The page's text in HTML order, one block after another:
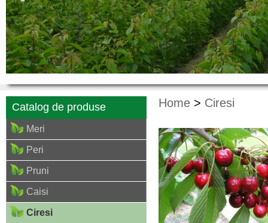
Catalog de produse
Meri
Peri
Pruni
Caisi
Ciresi
Home > Ciresi